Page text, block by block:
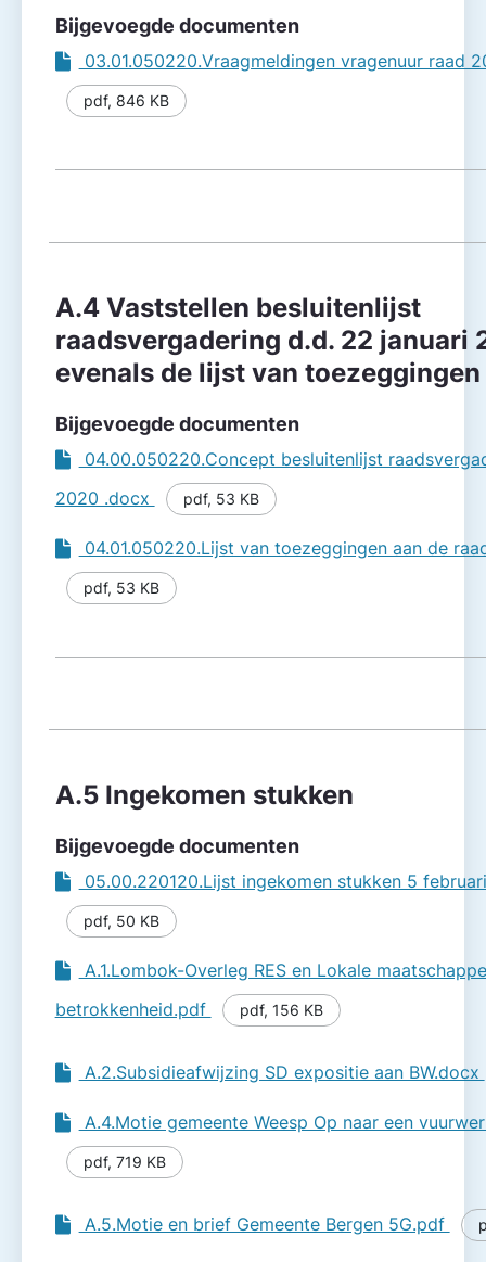
Bijgevoegde documenten
03.01.050220.Vraagmeldingen vragenuur raad
pdf, 846 KB
A.4 Vaststellen besluitenlijst
raadsvergadering d.d. 22 januari
evenals de lijst van toezeggingen
Bijgevoegde documenten
04.00.050220.Concept besluitenlijst
2020 .docx
pdf, 53 KB
04.01.050220.Lijst van toezeggingen aan de
pdf, 53 KB
A.5 Ingekomen stukken
Bijgevoegde documenten
05.00.220120.Lijst ingekomen stukken 5
pdf, 50 KB
A.1.Lombok-Overleg RES en Lokale
betrokkenheid.pdf
pdf, 156 KB
A.2.Subsidieafwijzing SD expositie aan BW.docx
A.4.Motie gemeente Weesp Op naar een
pdf, 719 KB
A.5.Motie en brief Gemeente Bergen 5G.pdf